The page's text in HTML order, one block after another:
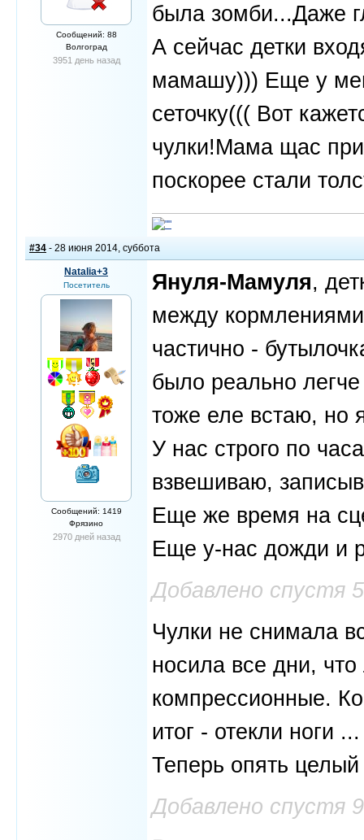
Сообщений: 88
Волгоград
3951 день назад
была зомби...Даже
А сейчас детки
мамашу))) Еще у
сеточку((( Вот
чулки!Мама щас
поскорее стали
#34 - 28 июня 2014, суббота
Natalia+3
Посетитель
Сообщений: 1419
Фрязино
2970 дней назад
Януля-Мамуля,
между
частично -
было реально
тоже еле встаю, но
У нас строго по
взвешиваю,
Еще же время на
Еще у-нас дожди и
Добавлено спустя
Чулки не снимала
носила все дни,
компрессионные.
итог - отекли ноги
Теперь опять целый
Добавлено спустя